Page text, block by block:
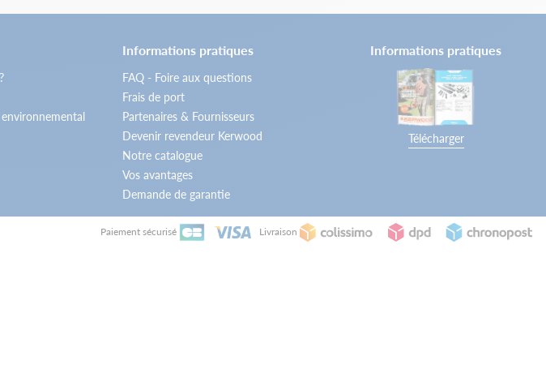
Informations pratiques
FAQ - Foire aux questions
Frais de port
Partenaires & Fournisseurs
Devenir revendeur Kerwood
Notre catalogue
Vos avantages
Demande de garantie
Informations pratiques
Télécharger
Paiement sécurisé Livraison